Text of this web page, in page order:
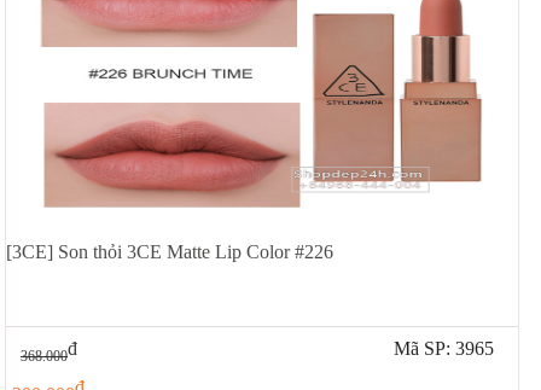
[3CE] Son thỏi 3CE Matte Lip Color #226
368.000đ Mã SP: 3965